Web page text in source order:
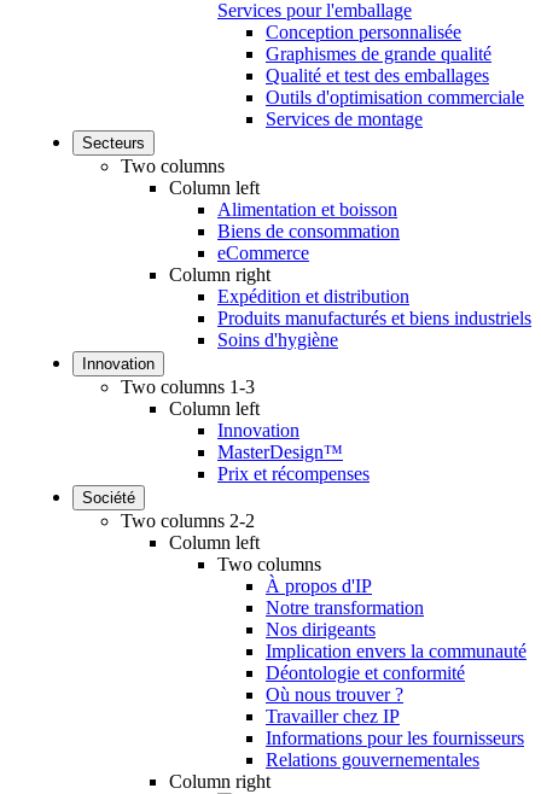
Services pour l'emballage
Conception personnalisée
Graphismes de grande qualité
Qualité et test des emballages
Outils d'optimisation commerciale
Services de montage
Secteurs
Two columns
Column left
Alimentation et boisson
Biens de consommation
eCommerce
Column right
Expédition et distribution
Produits manufacturés et biens industriels
Soins d'hygiène
Innovation
Two columns 1-3
Column left
Innovation
MasterDesign™
Prix et récompenses
Société
Two columns 2-2
Column left
Two columns
À propos d'IP
Notre transformation
Nos dirigeants
Implication envers la communauté
Déontologie et conformité
Où nous trouver ?
Travailler chez IP
Informations pour les fournisseurs
Relations gouvernementales
Column right